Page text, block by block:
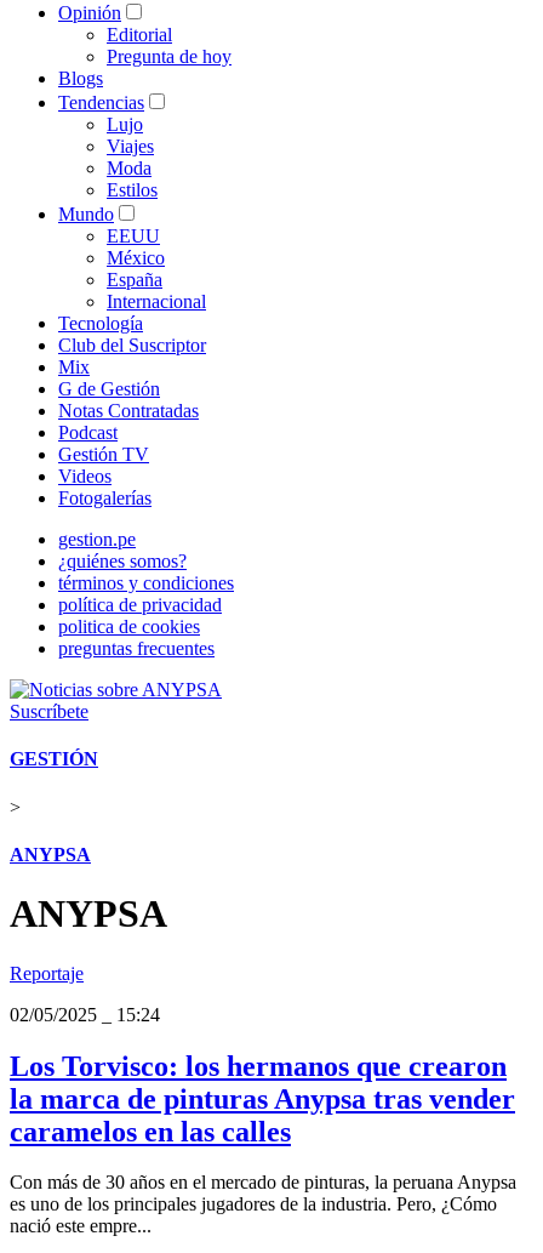
Opinión
Editorial
Pregunta de hoy
Blogs
Tendencias
Lujo
Viajes
Moda
Estilos
Mundo
EEUU
México
España
Internacional
Tecnología
Club del Suscriptor
Mix
G de Gestión
Notas Contratadas
Podcast
Gestión TV
Videos
Fotogalerías
gestion.pe
¿quiénes somos?
términos y condiciones
política de privacidad
politica de cookies
preguntas frecuentes
Suscríbete
GESTIÓN
>
ANYPSA
ANYPSA
Reportaje
02/05/2025
15:24
Los Torvisco: los hermanos que crearon
la marca de pinturas Anypsa tras vender
caramelos en las calles
Con más de 30 años en el mercado de pinturas, la peruana Anypsa
es uno de los principales jugadores de la industria. Pero, ¿Cómo
nació este empre...